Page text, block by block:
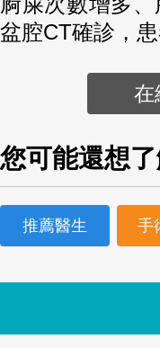
盆腔CT確診，
在
您可能還想
推薦醫生 手